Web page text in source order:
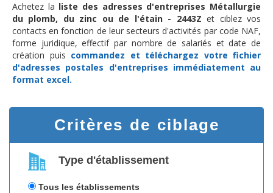
Achetez la liste des adresses d'entreprises Métallurgie
du plomb, du zinc ou de l'étain - 2443Z et ciblez vos
contacts en fonction de leur secteurs d'activités par code NAF,
forme juridique, effectif par nombre de salariés et date de
création puis commandez et téléchargez votre fichier
d'adresses postales d'entreprises immédiatement au
format excel.
Critères de ciblage
Type d'établissement
Tous les établissements